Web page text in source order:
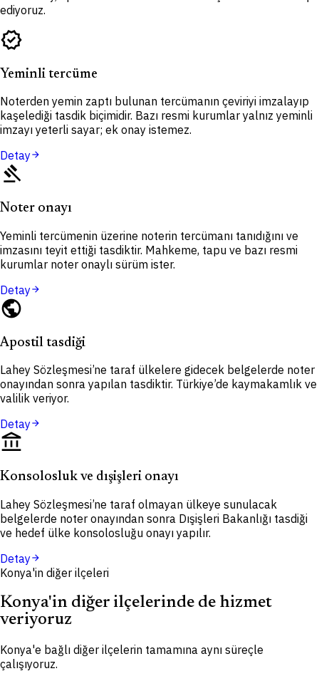
ediyoruz.
verified
Yeminli tercüme
Noterden yemin zaptı bulunan tercümanın çeviriyi imzalayıp
kaşelediği tasdik biçimidir. Bazı resmi kurumlar yalnız yeminli
imzayı yeterli sayar; ek onay istemez.
Detayarrow_forward
gavel
Noter onayı
Yeminli tercümenin üzerine noterin tercümanı tanıdığını ve
imzasını teyit ettiği tasdiktir. Mahkeme, tapu ve bazı resmi
kurumlar noter onaylı sürüm ister.
Detayarrow_forward
public
Apostil tasdiği
Lahey Sözleşmesi’ne taraf ülkelere gidecek belgelerde noter
onayından sonra yapılan tasdiktir. Türkiye’de kaymakamlık ve
valilik veriyor.
Detayarrow_forward
account_balance
Konsolosluk ve dışişleri onayı
Lahey Sözleşmesi’ne taraf olmayan ülkeye sunulacak
belgelerde noter onayından sonra Dışişleri Bakanlığı tasdiği
ve hedef ülke konsolosluğu onayı yapılır.
Detayarrow_forward
Konya'in diğer ilçeleri
Konya'in diğer ilçelerinde de hizmet
veriyoruz
Konya'e bağlı diğer ilçelerin tamamına aynı süreçle
çalışıyoruz.